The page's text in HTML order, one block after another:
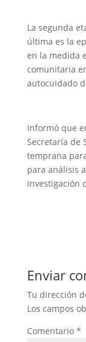
La segunda
última es la
en la medida
comunitaria
autocuidado
Informó que
Secretaría de
temprana
para análisis
investigación
Enviar
Tu dirección
Los campos
Comentario *